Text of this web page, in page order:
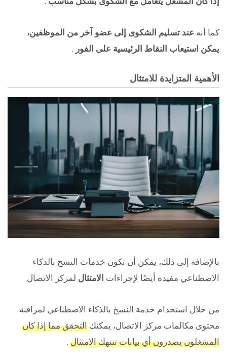
كما أنه عند تسليم الشكوى إلى عضو آخر من الموظفين،
يمكن استيعاب النقاط الرئيسية على الفور .
الأهمية المتزايدة للامتثال
بالإضافة إلى ذلك، يمكن أن تكون خدمات النسخ بالذكاء
الاصطناعي مفيدة أيضًا لإجراءات الامتثال لمركز الاتصال.
من خلال استخدام خدمة النسخ بالذكاء الاصطناعي لمراقبة
محتوى مكالمات مركز الاتصال، يمكنك التحقق مما إذا كان
المشغلون يصدرون أي بيانات تنتهك الامتثال .